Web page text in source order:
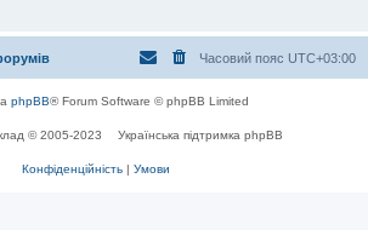
Часовий пояс UTC+03:00
phpBB® Forum Software © phpBB Limited
© 2005-2023 Українська підтримка phpBB
Конфіденційність | Умови